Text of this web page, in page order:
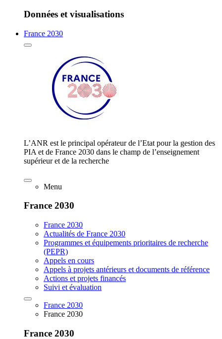
Données et visualisations
France 2030
L’ANR est le principal opérateur de l’Etat pour la gestion des
PIA et de France 2030 dans le champ de l’enseignement
supérieur et de la recherche
Menu
France 2030
France 2030
Actualités de France 2030
Programmes et équipements prioritaires de recherche
(PEPR)
Appels en cours
Appels à projets antérieurs et documents de référence
Actions et projets financés
Suivi et évaluation
France 2030
France 2030
France 2030